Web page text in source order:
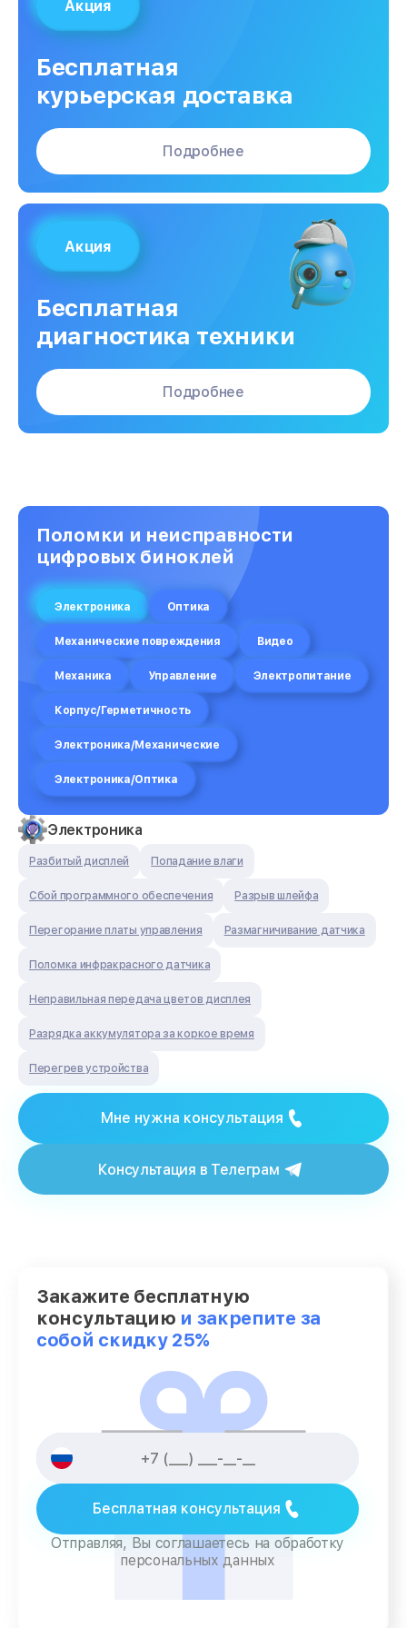
Акция
Бесплатная
курьерская доставка
Подробнее
Акция
Бесплатная
диагностика техники
Подробнее
Поломки и неисправности
цифровых биноклей
Электроника Оптика
Механические повреждения Видео
Механика Управление Электропитание
Корпус/Герметичность
Электроника/Механические
Электроника/Оптика
Электроника
Разбитый дисплей Попадание влаги
Сбой программного обеспечения Разрыв шлейфа
Перегорание платы управления Размагничивание датчика
Поломка инфракрасного датчика
Неправильная передача цветов дисплея
Разрядка аккумулятора за коркое время
Перегрев устройства
Мне нужна консультация
Консультация в Телеграм
Закажите бесплатную
консультацию и закрепите за
собой скидку 25%
Бесплатная консультация
Отправляя, Вы соглашаетесь на обработку
персональных данных